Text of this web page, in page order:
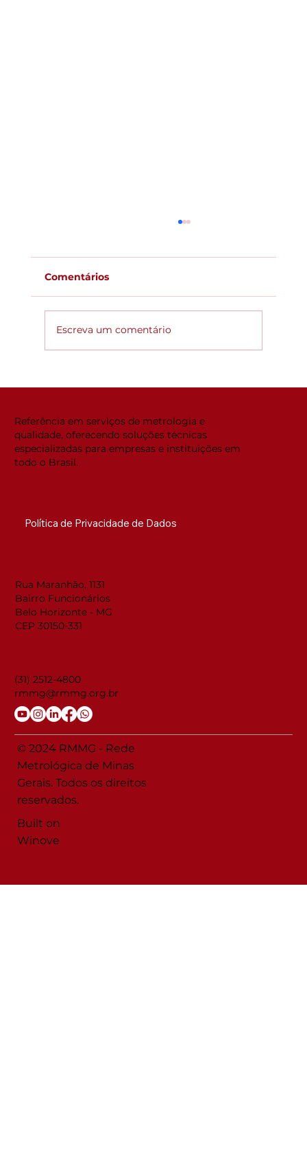
Comentários
Escreva um comentário
Referência em serviços de metrologia e
qualidade, oferecendo soluções técnicas
especializadas para empresas e instituições em
todo o Brasil.
Política de Privacidade de Dados
Rua Maranhão, 1131
Bairro Funcionários
Belo Horizonte - MG
CEP 30150-331
(31) 2512-4800
rmmg@rmmg.org.br
© 2024 RMMG - Rede
Metrológica de Minas
Gerais. Todos os direitos
reservados.
Built on
Winove